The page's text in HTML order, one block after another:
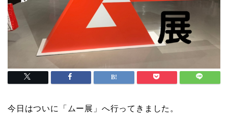
今日はついに「ムー展」へ行ってきました。